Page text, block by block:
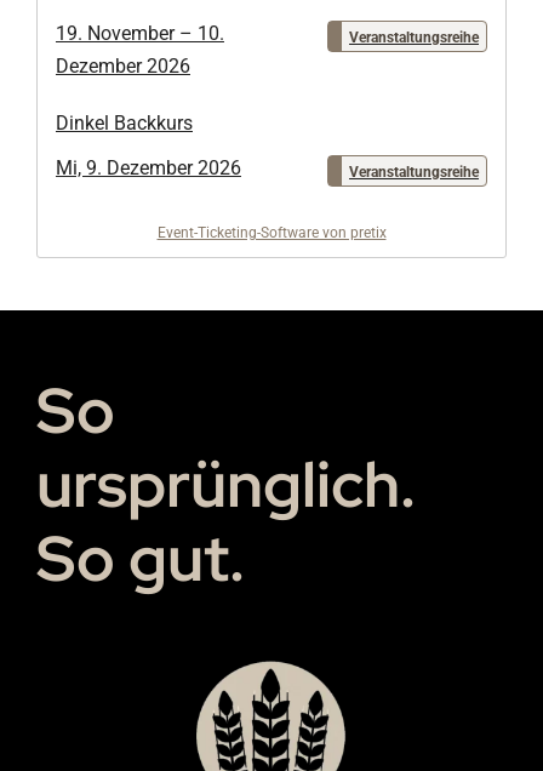
19. November – 10.
Dezember 2026
Veranstaltungsreihe
Dinkel Backkurs
Mi, 9. Dezember 2026
Veranstaltungsreihe
Event-Ticketing-Software von pretix
So
ursprünglich.
So gut.